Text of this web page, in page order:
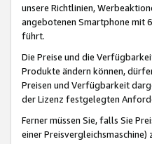
unsere Richtlinien,
angebotenen Smartphone mit
führt.
Die Preise und die
Produkte ändern können,
Preisen und Verfügbarkeit
der Lizenz festgelegten
Ferner müssen Sie, falls Sie
einer